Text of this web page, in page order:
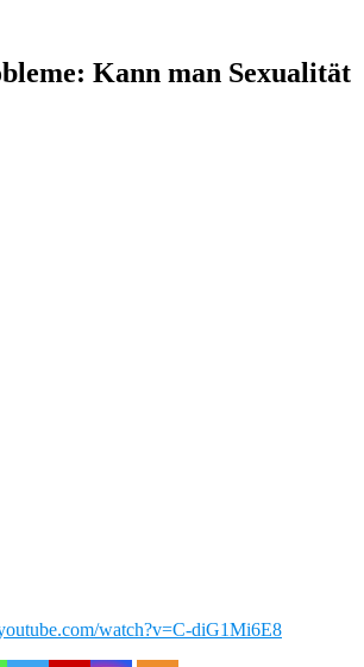
Kann man Sexualität
watch?v=C-diG1Mi6E8